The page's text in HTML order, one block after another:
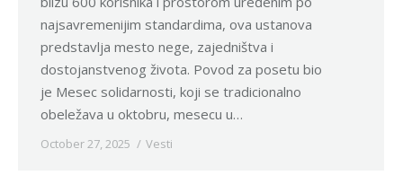
najsavremenijim standardima, ova ustanova
predstavlja mesto nege, zajedništva i
dostojanstvenog života. Povod za posetu bio
je Mesec solidarnosti, koji se tradicionalno
obeležava u oktobru, mesecu u…
October 27, 2025 Vesti